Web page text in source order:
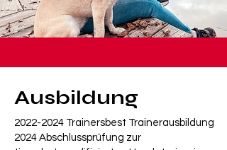
Ausbildung
2022-2024 Trainersbest Trainerausbildung
2024 Abschlussprüfung zur